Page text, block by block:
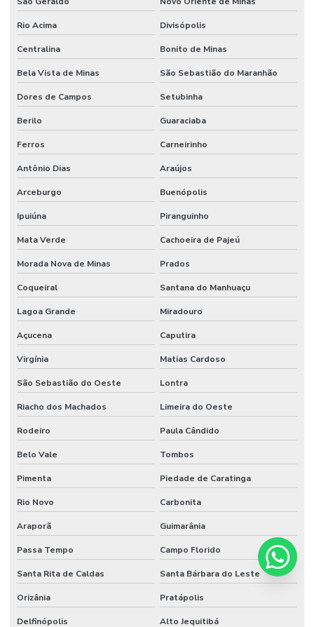
Rio Acima Divisópolis
Centralina Bonito de Minas
Bela Vista de Minas São Sebastião do Maranhão
Dores de Campos Setubinha
Berilo Guaraciaba
Ferros Carneirinho
Antônio Dias Araújos
Arceburgo Buenópolis
Ipuiúna Piranguinho
Mata Verde Cachoeira de Pajeú
Morada Nova de Minas Prados
Coqueiral Santana do Manhuaçu
Lagoa Grande Miradouro
Açucena Caputira
Virgínia Matias Cardoso
São Sebastião do Oeste Lontra
Riacho dos Machados Limeira do Oeste
Rodeiro Paula Cândido
Belo Vale Tombos
Pimenta Piedade de Caratinga
Rio Novo Carbonita
Araporã Guimarânia
Passa Tempo Campo Florido
Santa Rita de Caldas Santa Bárbara do Leste
Orizânia Pratápolis
Delfinópolis Alto Jequitibá